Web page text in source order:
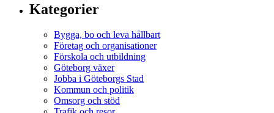
Kategorier
Bygga, bo och leva hållbart
Företag och organisationer
Förskola och utbildning
Göteborg växer
Jobba i Göteborgs Stad
Kommun och politik
Omsorg och stöd